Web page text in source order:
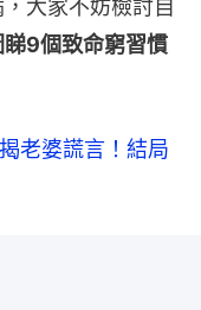
大家不妨檢討自
9個致命窮習慣
老婆謊言！結局